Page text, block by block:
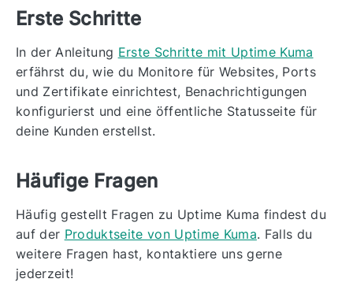
Erste Schritte
In der Anleitung Erste Schritte mit Uptime Kuma
erfährst du, wie du Monitore für Websites, Ports
und Zertifikate einrichtest, Benachrichtigungen
konfigurierst und eine öffentliche Statusseite für
deine Kunden erstellst.
Häufige Fragen
Häufig gestellt Fragen zu Uptime Kuma findest du
auf der Produktseite von Uptime Kuma. Falls du
weitere Fragen hast, kontaktiere uns gerne
jederzeit!